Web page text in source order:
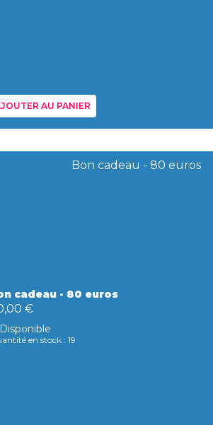
AU PANIER
cadeau - 80 euros
€
Disponible
en stock : 19